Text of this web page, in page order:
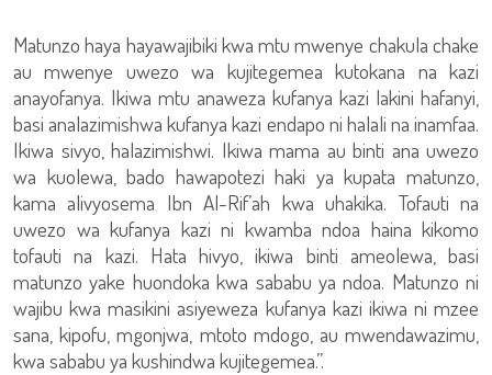
Matunzo haya hayawajibiki kwa mtu mwenye chakula chake
au mwenye uwezo wa kujitegemea kutokana na kazi
anayofanya. Ikiwa mtu anaweza kufanya kazi lakini hafanyi,
basi analazimishwa kufanya kazi endapo ni halali na inamfaa.
Ikiwa sivyo, halazimishwi. Ikiwa mama au binti ana uwezo
wa kuolewa, bado hawapotezi haki ya kupata matunzo,
kama alivyosema Ibn Al-Rif’ah kwa uhakika. Tofauti na
uwezo wa kufanya kazi ni kwamba ndoa haina kikomo
tofauti na kazi. Hata hivyo, ikiwa binti ameolewa, basi
matunzo yake huondoka kwa sababu ya ndoa. Matunzo ni
wajibu kwa masikini asiyeweza kufanya kazi ikiwa ni mzee
sana, kipofu, mgonjwa, mtoto mdogo, au mwendawazimu,
kwa sababu ya kushindwa kujitegemea.”.